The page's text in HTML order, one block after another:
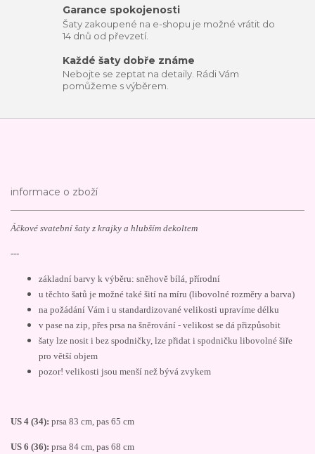
Garance spokojenosti
Šaty zakoupené na e-shopu je možné vrátit do
14 dnů od převzetí.
Každé šaty dobře známe
Nebojte se zeptat na detaily. Rádi Vám
pomůžeme s výběrem.
informace o zboží
Áčkové svatební šaty z krajky a hlubším dekoltem
---
základní barvy k výběru: sněhově bílá, přírodní
u těchto šatů je možné také šití na míru (libovolné rozměry a barva)
na požádání Vám i u standardizované velikosti upravíme délku
v pase na zip, přes prsa na šněrování - velikost se dá přizpůsobit
šaty lze nosit i bez spodničky, lze přidat i spodničku libovolné šiře
pro větší objem
pozor! velikosti jsou menší než bývá zvykem
US 4 (34): prsa 83 cm, pas 65 cm
US 6 (36): prsa 84 cm, pas 68 cm